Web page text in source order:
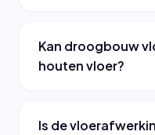
Kan droogbouw
houten vloer?
Is de